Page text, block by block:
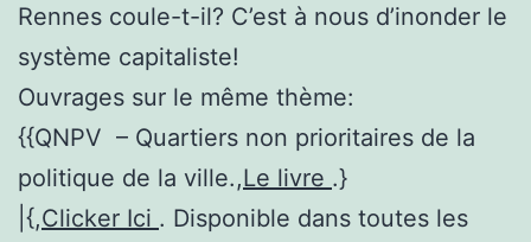
Rennes coule-t-il? C’est à nous d’inonder le
système capitaliste!
Ouvrages sur le même thème:
{{QNPV – Quartiers non prioritaires de la
politique de la ville.,Le livre .}
|{,Clicker Ici . Disponible dans toutes les